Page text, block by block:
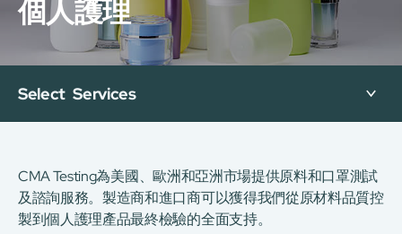
加入我們
聯絡我們
服務申請
工廠服務預約
日
個人護理
Select Services
CMA Testing為美國、歐洲和亞洲市場提供原料和口罩測試
及諮詢服務。製造商和進口商可以獲得我們從原材料品質控
製到個人護理產品最終檢驗的全面支持。